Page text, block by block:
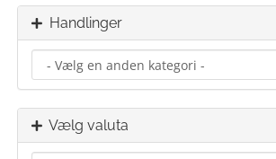
Handlinger
Vælg valuta